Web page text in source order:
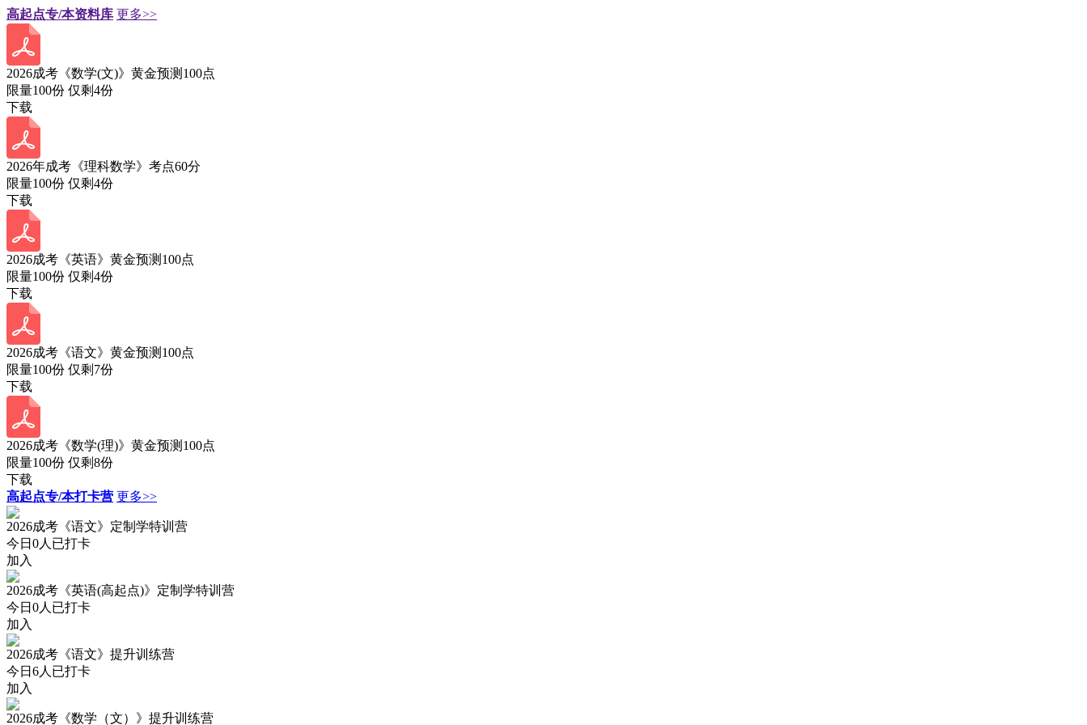
高起点专/本资料库 更多>>
2026成考《数学(文)》黄金预测100点
限量100份 仅剩4份
下载
2026年成考《理科数学》考点60分
限量100份 仅剩4份
下载
2026成考《英语》黄金预测100点
限量100份 仅剩4份
下载
2026成考《语文》黄金预测100点
限量100份 仅剩 7份
下载
2026成考《数学(理)》黄金预测100点
限量100份 仅剩8份
下载
高起点专/本打卡营 更多>>
2026成考《语文》定制学特训营
今日 0人已打卡
加入
2026成考《英语(高起点)》定制学特训营
今日 0人已打卡
加入
2026成考《语文》提升训练营
今日 6人已打卡
加入
2026成考《数学（文）》提升训练营